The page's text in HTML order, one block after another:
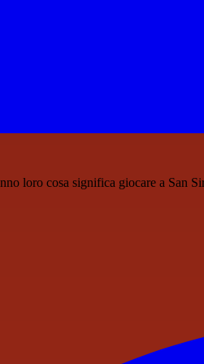
loro cosa significa giocare a San